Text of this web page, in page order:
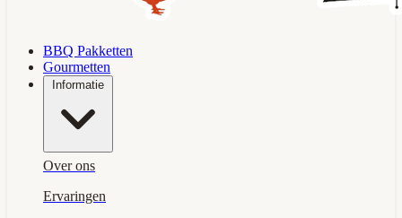
BBQ Pakketten
Gourmetten
Informatie
Over ons
Ervaringen